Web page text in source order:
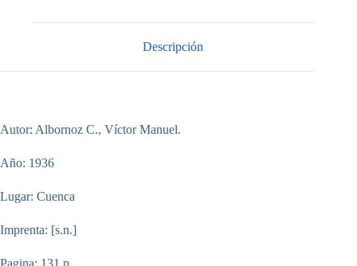
Descripción
Autor: Albornoz C., Víctor Manuel.
Año: 1936
Lugar: Cuenca
Imprenta: [s.n.]
Pagina: 131 p.